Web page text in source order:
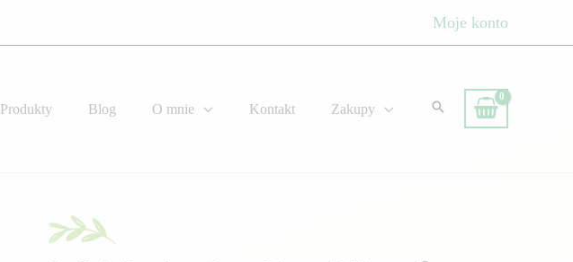
Moje konto
Produkty Blog O mnie Kontakt Zakupy